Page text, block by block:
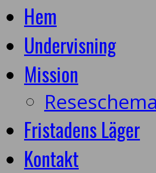
Hem
Undervisning
Mission
Fristadens Läger
Kontakt